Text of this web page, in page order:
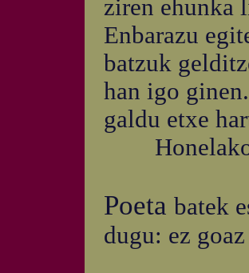
ziren ehunka
Enbarazu
batzuk
han igo
galdu etxe
Honelako
Poeta batek
dugu: ez